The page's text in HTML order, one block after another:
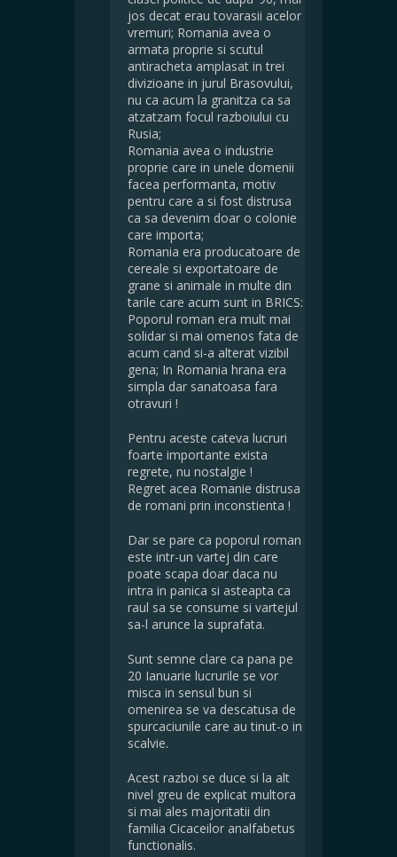
jos decat erau tovarasii acelor
vremuri; Romania avea o
armata proprie si scutul
antiracheta amplasat in trei
divizioane in jurul Brasovului,
nu ca acum la granitza ca sa
atzatzam focul razboiului cu
Rusia;
Romania avea o industrie
proprie care in unele domenii
facea performanta, motiv
pentru care a si fost distrusa
ca sa devenim doar o colonie
care importa;
Romania era producatoare de
cereale si exportatoare de
grane si animale in multe din
tarile care acum sunt in BRICS:
Poporul roman era mult mai
solidar si mai omenos fata de
acum cand si-a alterat vizibil
gena; In Romania hrana era
simpla dar sanatoasa fara
otravuri !
Pentru aceste cateva lucruri
foarte importante exista
regrete, nu nostalgie !
Regret acea Romanie distrusa
de romani prin inconstienta !
Dar se pare ca poporul roman
este intr-un vartej din care
poate scapa doar daca nu
intra in panica si asteapta ca
raul sa se consume si vartejul
sa-l arunce la suprafata.
Sunt semne clare ca pana pe
20 Ianuarie lucrurile se vor
misca in sensul bun si
omenirea se va descatusa de
spurcaciunile care au tinut-o in
scalvie.
Acest razboi se duce si la alt
nivel greu de explicat multora
si mai ales majoritatii din
familia Cicaceilor analfabetus
functionalis.